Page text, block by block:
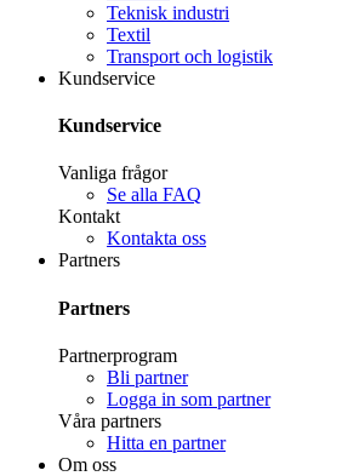
Teknisk industri
Textil
Transport och logistik
Kundservice
Kundservice
Vanliga frågor
Se alla FAQ
Kontakt
Kontakta oss
Partners
Partners
Partnerprogram
Bli partner
Logga in som partner
Våra partners
Hitta en partner
Om oss